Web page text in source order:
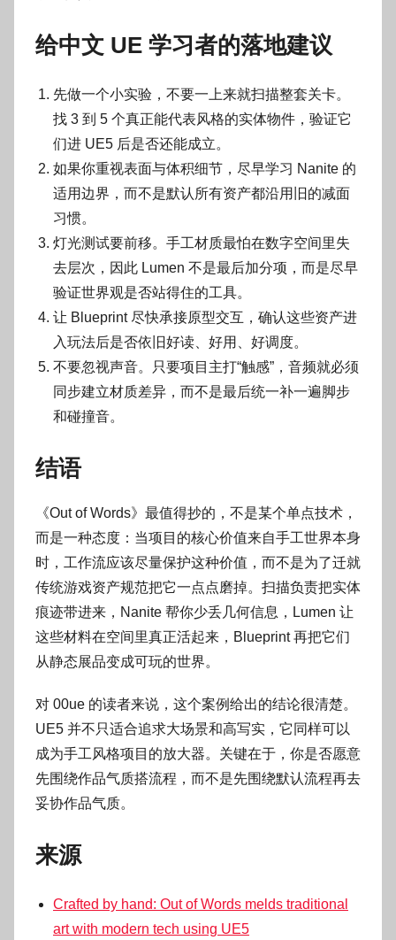
给中文 UE 学习者的落地建议
先做一个小实验，不要一上来就扫描整套关卡。
找 3 到 5 个真正能代表风格的实体物件，验证它
们进 UE5 后是否还能成立。
如果你重视表面与体积细节，尽早学习 Nanite 的
适用边界，而不是默认所有资产都沿用旧的减面
习惯。
灯光测试要前移。手工材质最怕在数字空间里失
去层次，因此 Lumen 不是最后加分项，而是尽早
验证世界观是否站得住的工具。
让 Blueprint 尽快承接原型交互，确认这些资产进
入玩法后是否依旧好读、好用、好调度。
不要忽视声音。只要项目主打“触感”，音频就必须
同步建立材质差异，而不是最后统一补一遍脚步
和碰撞音。
结语
《Out of Words》最值得抄的，不是某个单点技术，
而是一种态度：当项目的核心价值来自手工世界本身
时，工作流应该尽量保护这种价值，而不是为了迁就
传统游戏资产规范把它一点点磨掉。扫描负责把实体
痕迹带进来，Nanite 帮你少丢几何信息，Lumen 让
这些材料在空间里真正活起来，Blueprint 再把它们
从静态展品变成可玩的世界。
对 00ue 的读者来说，这个案例给出的结论很清楚。
UE5 并不只适合追求大场景和高写实，它同样可以
成为手工风格项目的放大器。关键在于，你是否愿意
先围绕作品气质搭流程，而不是先围绕默认流程再去
妥协作品气质。
来源
Crafted by hand: Out of Words melds traditional
art with modern tech using UE5